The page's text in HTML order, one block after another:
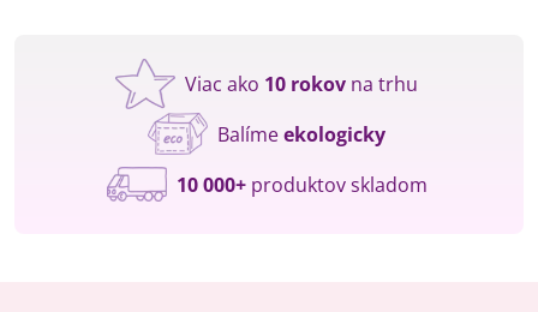
Viac ako 10 rokov na trhu
Balímeekologicky
10 000+produktov skladom